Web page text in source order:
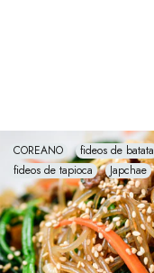
COREANO
fideos de batata
fideos de tapioca
Japchae